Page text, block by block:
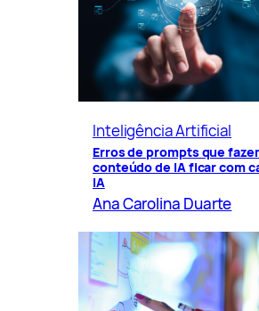
Inteligência Artificial
Erros de prompts que
conteúdo de IA ficar com
IA
Ana Carolina Duarte